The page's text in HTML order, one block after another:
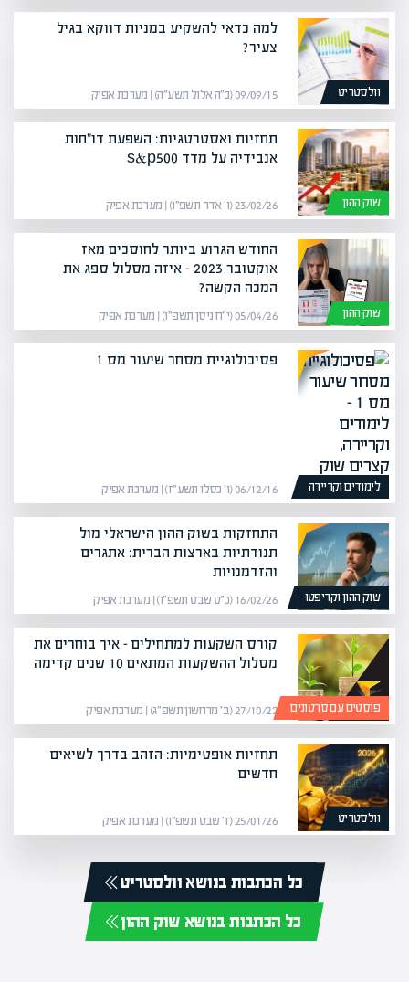
וולסטריט
למה כדאי להשקיע במניות דווקא בגיל
צעיר?
09/09/15 (כ״ה אלול תשע״ה) | מערכת אפיק
שוק ההון
תחזיות ואסטרטגיות: השפעת דו"חות
אנבידיה על מדד s&p500
23/02/26 (ו׳ אדר תשפ״ו) | מערכת אפיק
שוק ההון
החודש הגרוע ביותר לחוסכים מאז
אוקטובר 2023 – איזה מסלול ספג את
המכה הקשה?
05/04/26 (י״ח ניסן תשפ״ו) | מערכת אפיק
לימודים וקריירה
פסיכולוגיית מסחר שיעור מס 1
06/12/16 (ו׳ כסלו תשע״ז) | מערכת אפיק
שוק ההון וקריפטו
התחזקות בשוק ההון הישראלי מול
תנודתיות בארצות הברית: אתגרים
והזדמנויות
16/02/26 (כ״ט שבט תשפ״ו) | מערכת אפיק
פוסטים עם סרטונים
קורס השקעות למתחילים – איך בוחרים את
מסלול ההשקעות המתאים 10 שנים קדימה
27/10/22 (ב׳ מרחשון תשפ״ג) | מערכת אפיק
וולסטריט
תחזיות אופטימיות: הזהב בדרך לשיאים
חדשים
25/01/26 (ז׳ שבט תשפ״ו) | מערכת אפיק
כל הכתבות בנושא וולסטריט
כל הכתבות בנושא שוק ההון